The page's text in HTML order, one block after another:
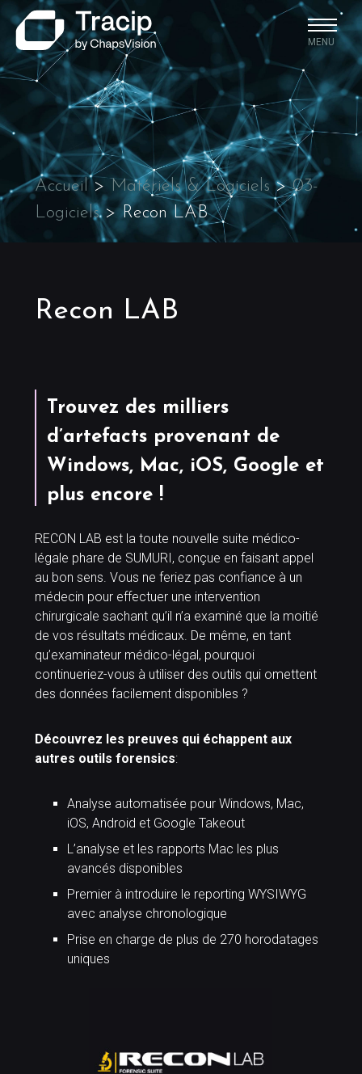
MENU
Accueil> Matériels & Logiciels>03-
Logiciels>Recon LAB
Recon LAB
Trouvez des milliers
d’artefacts provenant de
Windows, Mac, iOS, Google et
plus encore !
RECON LAB est la toute nouvelle suite médico-
légale phare de SUMURI, conçue en faisant appel
au bon sens. Vous ne feriez pas confiance à un
médecin pour effectuer une intervention
chirurgicale sachant qu’il n’a examiné que la moitié
de vos résultats médicaux. De même, en tant
qu’examinateur médico-légal, pourquoi
continueriez-vous à utiliser des outils qui omettent
des données facilement disponibles ?
Découvrez les preuves qui échappent aux
autres outils forensics:
Analyse automatisée pour Windows, Mac,
iOS, Android et Google Takeout
L’analyse et les rapports Mac les plus
avancés disponibles
Premier à introduire le reporting WYSIWYG
avec analyse chronologique
Prise en charge de plus de 270 horodatages
uniques